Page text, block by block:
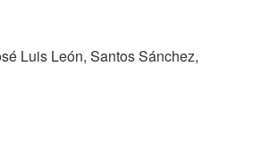
Luis León, Santos Sánchez,